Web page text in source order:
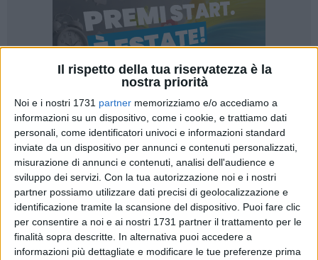
Il rispetto della tua riservatezza è la
nostra priorità
Noi e i nostri 1731 partner memorizziamo e/o accediamo a
informazioni su un dispositivo, come i cookie, e trattiamo dati
personali, come identificatori univoci e informazioni standard
inviate da un dispositivo per annunci e contenuti personalizzati,
misurazione di annunci e contenuti, analisi dell'audience e
sviluppo dei servizi. Con la tua autorizzazione noi e i nostri
partner possiamo utilizzare dati precisi di geolocalizzazione e
identificazione tramite la scansione del dispositivo. Puoi fare clic
per consentire a noi e ai nostri 1731 partner il trattamento per le
finalità sopra descritte. In alternativa puoi accedere a
informazioni più dettagliate e modificare le tue preferenze prima
8
La Divisione calcio a 5 ha diffuso il calendario del massimo
campionato di futsal in rosa.